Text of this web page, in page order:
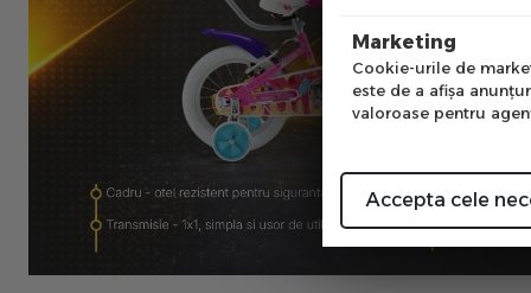
Marketing
Cookie-urile de
este de a afişa
valoroase pentru
Accepta cele